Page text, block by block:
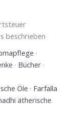
beschrieben
·
· Bücher·
Öle · Farfalla
ätherische